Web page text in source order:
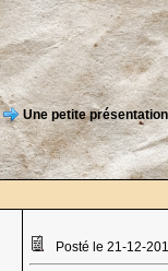
Une petite présentation
Posté le 21-12-